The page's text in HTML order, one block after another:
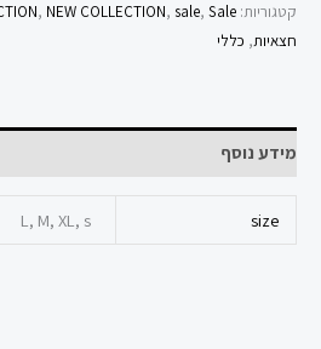
קטגוריות:
, NEW COLLECTION, sale, Sale
חצאיות, כללי
מידע נוסף
size
L, M, XL, s